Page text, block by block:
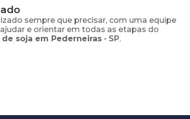
sempre que precisar, com uma equipe
e orientar em todas as etapas do
de soja em Pederneiras - SP.